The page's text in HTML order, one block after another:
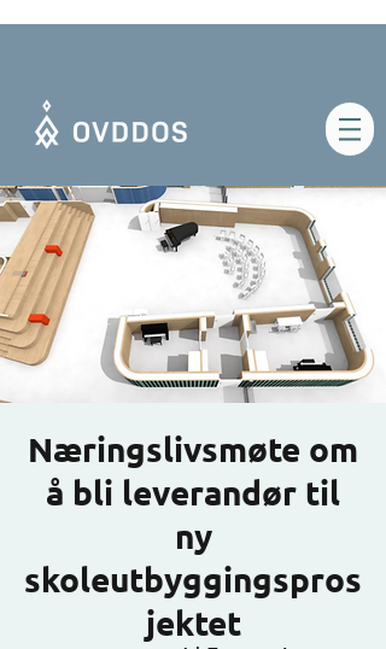
Næringslivsmøte om
å bli leverandør til
ny
skoleutbyggingspros
jektet